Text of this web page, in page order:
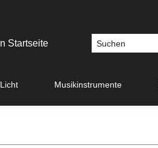
Licht Musikinstrumente